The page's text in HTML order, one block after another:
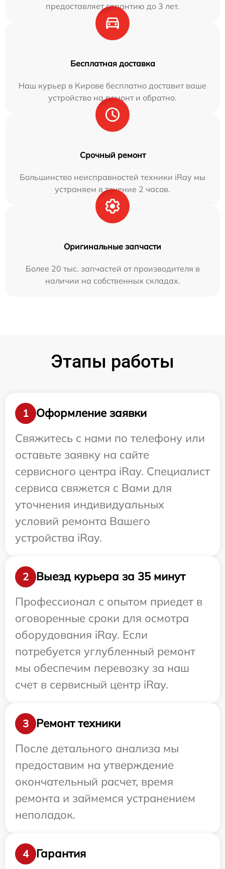
предоставляет гарантию до 3 лет.
Бесплатная доставка
Наш курьер в Кирове бесплатно доставит ваше
устройство на ремонт и обратно.
Срочный ремонт
Большинство неисправностей техники iRay мы
устраняем в течение 2 часов.
Оригинальные запчасти
Более 20 тыс. запчастей от производителя в
наличии на собственных складах.
Этапы работы
1
Оформление заявки
Свяжитесь с нами по телефону или
оставьте заявку на сайте
сервисного центра iRay. Специалист
сервиса свяжется с Вами для
уточнения индивидуальных
условий ремонта Вашего
устройства iRay.
2
Выезд курьера за 35 минут
Профессионал с опытом приедет в
оговоренные сроки для осмотра
оборудования iRay. Если
потребуется углубленный ремонт
мы обеспечим перевозку за наш
счет в сервисный центр iRay.
3
Ремонт техники
После детального анализа мы
предоставим на утверждение
окончательный расчет, время
ремонта и займемся устранением
неполадок.
4 Гарантия